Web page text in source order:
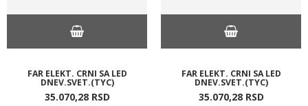
FAR ELEKT. CRNI SA LED
DNEV.SVET.(TYC)
35.070,28 RSD
FAR ELEKT. CRNI SA LED
DNEV.SVET.(TYC)
35.070,28 RSD